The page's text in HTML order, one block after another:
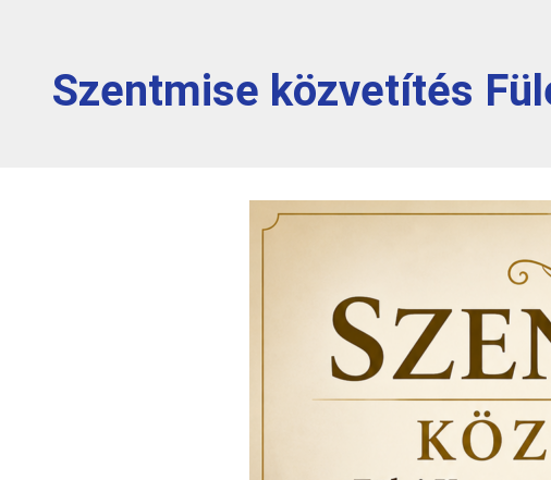
Szentmise közvetítés